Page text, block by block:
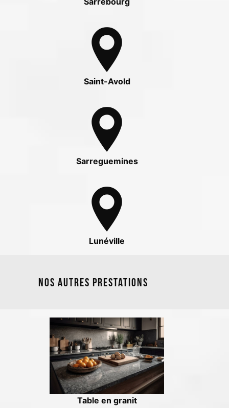
Saint-Avold
Sarreguemines
Lunéville
Nos autres prestations
Table en granit